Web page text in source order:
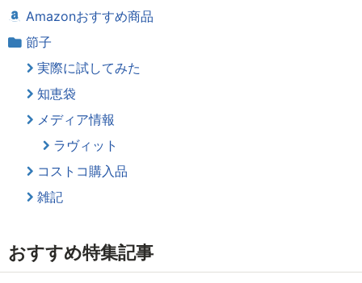
Amazonおすすめ商品
節子
実際に試してみた
知恵袋
メディア情報
ラヴィット
コストコ購入品
雑記
おすすめ特集記事